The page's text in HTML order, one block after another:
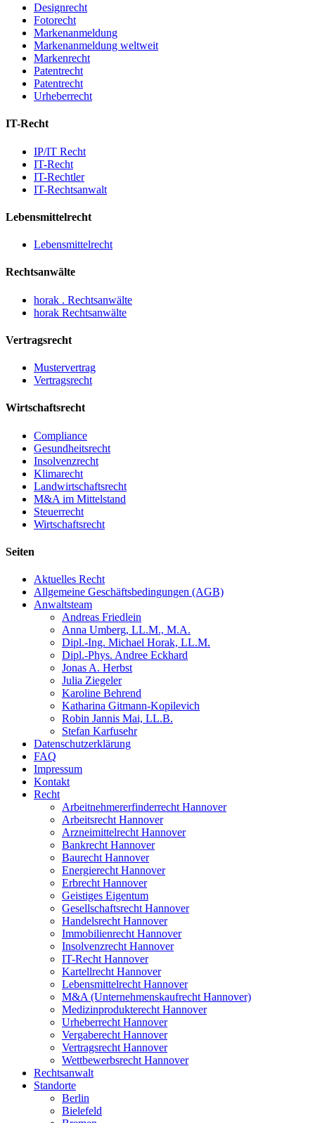
Designrecht
Fotorecht
Markenanmeldung
Markenanmeldung weltweit
Markenrecht
Patentrecht
Patentrecht
Urheberrecht
IT-Recht
IP/IT Recht
IT-Recht
IT-Rechtler
IT-Rechtsanwalt
Lebensmittelrecht
Lebensmittelrecht
Rechtsanwälte
horak . Rechtsanwälte
horak Rechtsanwälte
Vertragsrecht
Mustervertrag
Vertragsrecht
Wirtschaftsrecht
Compliance
Gesundheitsrecht
Insolvenzrecht
Klimarecht
Landwirtschaftsrecht
M&A im Mittelstand
Steuerrecht
Wirtschaftsrecht
Seiten
Aktuelles Recht
Allgemeine Geschäftsbedingungen (AGB)
Anwaltsteam
Andreas Friedlein
Anna Umberg, LL.M., M.A.
Dipl.-Ing. Michael Horak, LL.M.
Dipl.-Phys. Andree Eckhard
Jonas A. Herbst
Julia Ziegeler
Karoline Behrend
Katharina Gitmann-Kopilevich
Robin Jannis Mai, LL.B.
Stefan Karfusehr
Datenschutzerklärung
FAQ
Impressum
Kontakt
Recht
Arbeitnehmererfinderrecht Hannover
Arbeitsrecht Hannover
Arzneimittelrecht Hannover
Bankrecht Hannover
Baurecht Hannover
Energierecht Hannover
Erbrecht Hannover
Geistiges Eigentum
Gesellschaftsrecht Hannover
Handelsrecht Hannover
Immobilienrecht Hannover
Insolvenzrecht Hannover
IT-Recht Hannover
Kartellrecht Hannover
Lebensmittelrecht Hannover
M&A (Unternehmenskaufrecht Hannover)
Medizinprodukterecht Hannover
Urheberrecht Hannover
Vergaberecht Hannover
Vertragsrecht Hannover
Wettbewerbsrecht Hannover
Rechtsanwalt
Standorte
Berlin
Bielefeld